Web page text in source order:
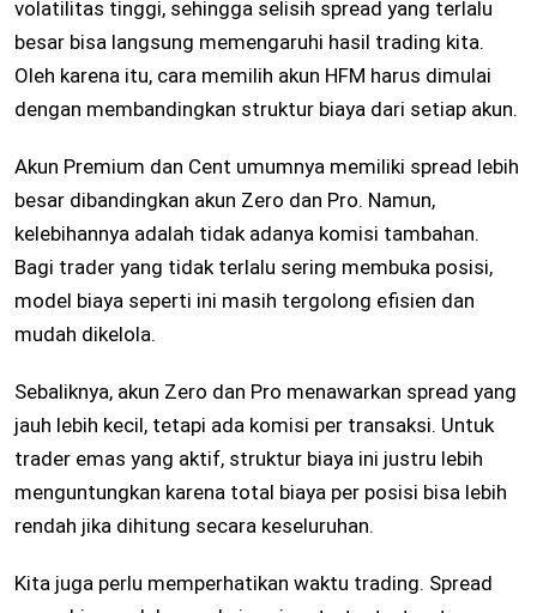
volatilitas tinggi, sehingga selisih spread yang terlalu
besar bisa langsung memengaruhi hasil trading kita.
Oleh karena itu, cara memilih akun HFM harus dimulai
dengan membandingkan struktur biaya dari setiap akun.
Akun Premium dan Cent umumnya memiliki spread lebih
besar dibandingkan akun Zero dan Pro. Namun,
kelebihannya adalah tidak adanya komisi tambahan.
Bagi trader yang tidak terlalu sering membuka posisi,
model biaya seperti ini masih tergolong efisien dan
mudah dikelola.
Sebaliknya, akun Zero dan Pro menawarkan spread yang
jauh lebih kecil, tetapi ada komisi per transaksi. Untuk
trader emas yang aktif, struktur biaya ini justru lebih
menguntungkan karena total biaya per posisi bisa lebih
rendah jika dihitung secara keseluruhan.
Kita juga perlu memperhatikan waktu trading. Spread